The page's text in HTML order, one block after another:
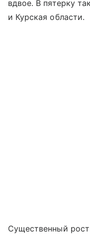
вдвое. В пятерку
и Курская области.
Существенный